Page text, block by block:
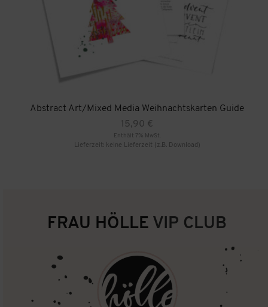
Abstract Art/Mixed Media Weihnachtskarten Guide
15,90 €
Enthält 7% MwSt.
Lieferzeit: keine Lieferzeit (z.B. Download)
FRAU HÖLLE VIP CLUB